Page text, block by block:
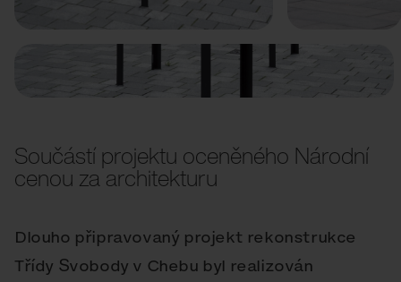
Součástí projektu oceněného Národní
cenou za architekturu
Dlouho připravovaný projekt rekonstrukce
Třídy Svobody v Chebu byl realizován